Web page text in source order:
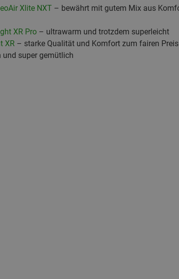
Xlite NXT – bewährt mit gutem Mix aus
XR Pro– ultrawarm und trotzdem superleicht
XR– starke Qualität und Komfort zum fairen Preis
super gemütlich